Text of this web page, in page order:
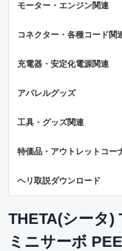
モーター・エンジン関連
コネクター・各種コード関
充電器・安定化電源関連
アパレルグッズ
工具・グッズ関連
特価品・アウトレットコー
ヘリ取説ダウンロード
THETA(シータ)
ミニサーボ